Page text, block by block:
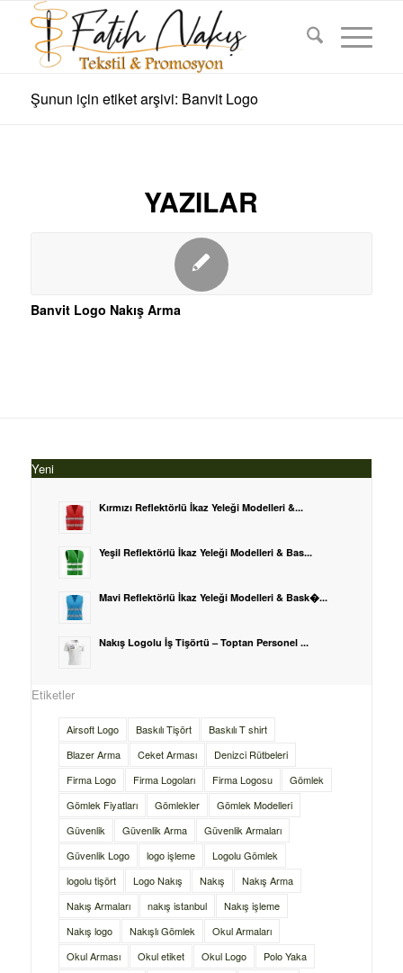
Şunun için etiket arşivi: Banvit Logo
YAZILAR
Banvit Logo Nakış Arma
Yeni
Kırmızı Reflektörlü İkaz Yeleği Modelleri &...
Yeşil Reflektörlü İkaz Yeleği Modelleri & Bas...
Mavi Reflektörlü İkaz Yeleği Modelleri & Bask�...
Nakış Logolu İş Tişörtü – Toptan Personel ...
Etiketler
Airsoft Logo Baskılı Tişört
Baskılı T shirt
Blazer Arma
Ceket Arması
Denizci Rütbeleri
Firma Logo
Firma Logoları Firma Logosu
Gömlek
Gömlek Fiyatları
Gömlekler
Gömlek Modelleri
Güvenlik
Güvenlik Arma
Güvenlik Armaları
Güvenlik Logo
logo işleme
Logolu Gömlek
logolu tişört
Logo Nakış Nakış
Nakış Arma
Nakış Armaları
nakış istanbul
Nakış işleme
Nakış logo
Nakışlı Gömlek
Okul Armaları
Okul Arması
Okul etiket Okul Logo
Polo Yaka